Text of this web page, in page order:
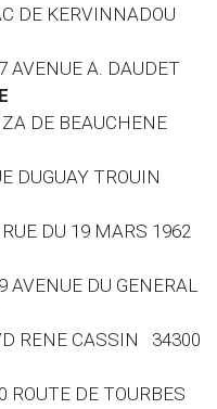
DE KERVINNADOU
AVENUE A. DAUDET
DE BEAUCHENE
DUGUAY TROUIN
DU 19 MARS 1962
AVENUE DU GENERAL
RENE CASSIN 34300
ROUTE DE TOURBES